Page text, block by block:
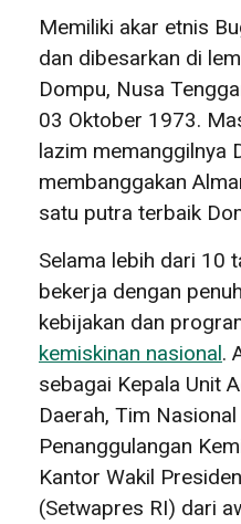
Memiliki akar etnis
dan dibesarkan di
Dompu, Nusa
03 Oktober 1973.
lazim memanggilnya
membanggakan
satu putra terbaik
Selama lebih dari 10
bekerja dengan
kebijakan dan
kemiskinan nasional.
sebagai Kepala Unit
Daerah, Tim
Penanggulangan
Kantor Wakil
(Setwapres RI) dari